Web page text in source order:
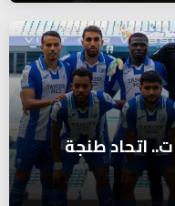
اتحاد طنجة